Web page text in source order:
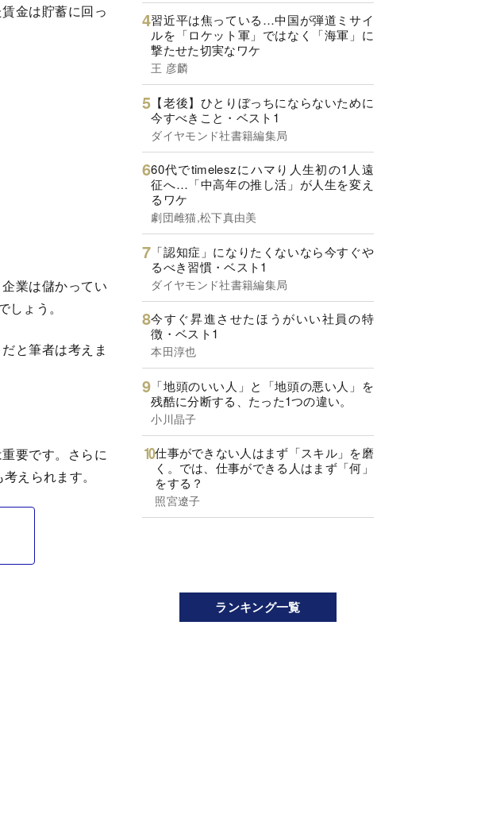
金は貯蓄に回っ
業は儲かってい
ょう。
と筆者は考えま
要です。さらに
えられます。
習近平は焦っている…中国が弾道ミサイ
ルを「ロケット軍」ではなく「海軍」に
撃たせた切実なワケ
王 彦麟
【老後】ひとりぼっちにならないために
今すべきこと・ベスト1
ダイヤモンド社書籍編集局
60代でtimeleszにハマり人生初の1人遠
征へ…「中高年の推し活」が人生を変え
るワケ
劇団雌猫,松下真由美
「認知症」になりたくないなら今すぐや
るべき習慣・ベスト1
ダイヤモンド社書籍編集局
今すぐ昇進させたほうがいい社員の特
徴・ベスト1
本田淳也
「地頭のいい人」と「地頭の悪い人」を
残酷に分断する、たった1つの違い。
小川晶子
仕事ができない人はまず「スキル」を磨
く。では、仕事ができる人はまず「何」
をする？
照宮遼子
ランキング一覧